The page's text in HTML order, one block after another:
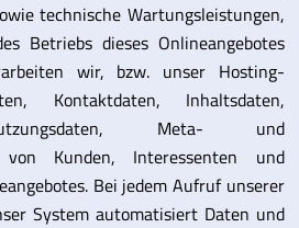
technische Wartungsleistungen,
Betriebs dieses Onlineangebotes
wir, bzw. unser Hosting-
Kontaktdaten, Inhaltsdaten,
Meta- und
von Kunden, Interessenten und
Bei jedem Aufruf unserer
System automatisiert Daten und